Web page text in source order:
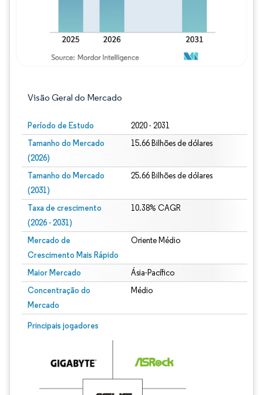
Visão Geral do Mercado
Período de Estudo 2020 - 2031
Tamanho do Mercado
(2026)
15.66 Bilhões de dólares
Tamanho do Mercado
(2031)
25.66 Bilhões de dólares
Taxa de crescimento
(2026 - 2031)
10.38% CAGR
Mercado de
Crescimento Mais Rápido
Oriente Médio
Maior Mercado Ásia-Pacífico
Concentração do
Mercado
Médio
Principais jogadores
Imagem © Mordor Intelligence. O reuso requer atribuição conforme CC BY 4.0.